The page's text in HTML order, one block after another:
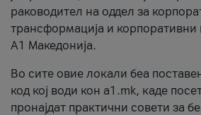
раководител на оддел за
трансформација и
А1 Македонија.
Во сите овие локали беа
код кој води кон a1.mk, каде
пронајдат практични совети за